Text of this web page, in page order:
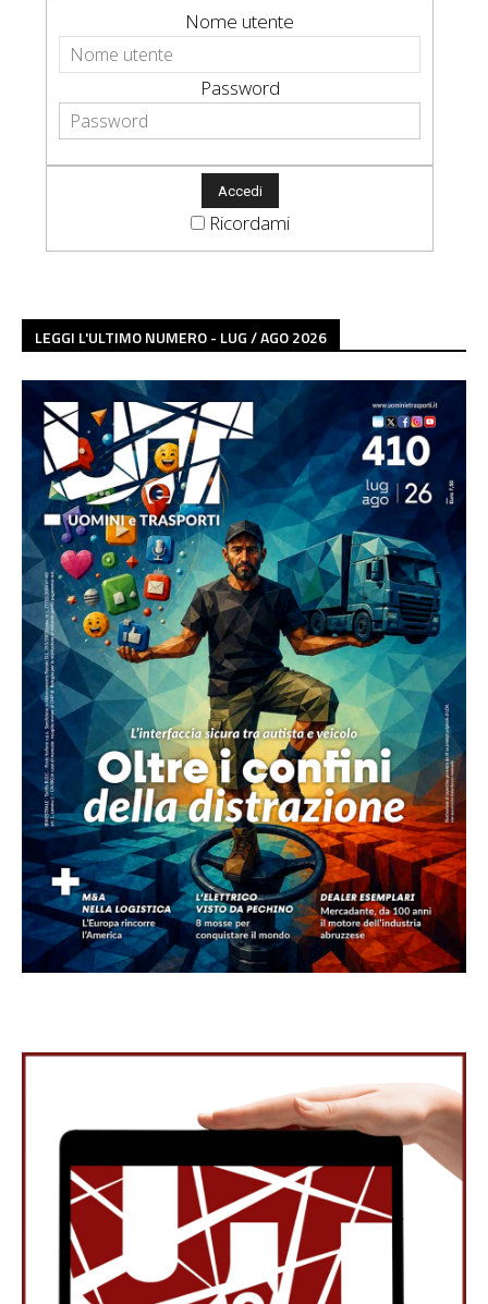
Nome utente
Password
Ricordami
LEGGI L'ULTIMO NUMERO - LUG / AGO 2026